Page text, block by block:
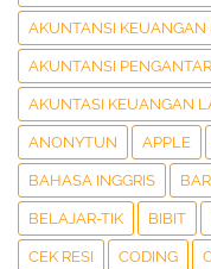
AKUNTANSI KEUANGAN
AKUNTANSI PENGANTAR
AKUNTASI KEUANGAN
ANONYTUN APPLE
BAHASA INGGRIS
BELAJAR-TIK BIBIT
CEK RESI CODING